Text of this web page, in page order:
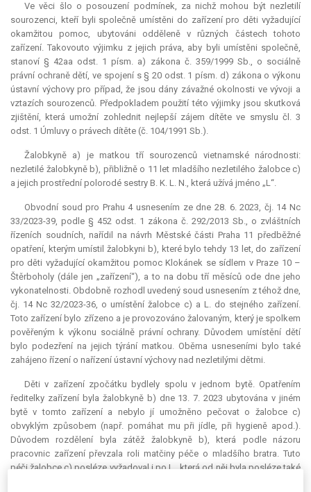
Ve věci šlo o posouzení podmínek, za nichž mohou být nezletilí
sourozenci, kteří byli společně umístěni do zařízení pro děti vyžadující
okamžitou pomoc, ubytováni odděleně v různých částech tohoto
zařízení. Takovouto výjimku z jejich práva, aby byli umístěni společně,
stanoví § 42aa odst. 1 písm. a) zákona č. 359/1999 Sb., o sociálně
právní ochraně dětí, ve spojení s § 20 odst. 1 písm. d) zákona o výkonu
ústavní výchovy pro případ, že jsou dány závažné okolnosti ve vývoji a
vztazích sourozenců. Předpokladem použití této výjimky jsou skutková
zjištění, která umožní zohlednit nejlepší zájem dítěte ve smyslu čl. 3
odst. 1 Úmluvy o právech dítěte (č. 104/1991 Sb.).
Žalobkyně a) je matkou tří sourozenců vietnamské národnosti:
nezletilé žalobkyně b), přibližně o 11 let mladšího nezletilého žalobce c)
a jejich prostřední polorodé sestry B. K. L. N., která užívá jméno „L“.
Obvodní soud pro Prahu 4 usnesením ze dne 28. 6. 2023, čj. 14 Nc
33/2023-39, podle § 452 odst. 1 zákona č. 292/2013 Sb., o zvláštních
řízeních soudních, nařídil na návrh Městské části Praha 11 předběžné
opatření, kterým umístil žalobkyni b), které bylo tehdy 13 let, do zařízení
pro děti vyžadující okamžitou pomoc Klokánek se sídlem v Praze 10 –
Štěrboholy (dále jen „zařízení“), a to na dobu tří měsíců ode dne jeho
vykonatelnosti. Obdobně rozhodl uvedený soud usnesením z téhož dne,
čj. 14 Nc 32/2023-36, o umístění žalobce c) a L. do stejného zařízení.
Toto zařízení bylo zřízeno a je provozováno žalovaným, který je spolkem
pověřeným k výkonu sociálně právní ochrany. Důvodem umístění dětí
bylo podezření na jejich týrání matkou. Oběma usneseními bylo také
zahájeno řízení o nařízení ústavní výchovy nad nezletilými dětmi.
Děti v zařízení zpočátku bydlely spolu v jednom bytě. Opatřením
ředitelky zařízení byla žalobkyně b) dne 13. 7. 2023 ubytována v jiném
bytě v tomto zařízení a nebylo jí umožněno pečovat o žalobce c)
obvyklým způsobem (např. pomáhat mu při jídle, při hygieně apod.).
Důvodem rozdělení byla zátěž žalobkyně b), která podle názoru
pracovnic zařízení převzala roli matčiny péče o mladšího bratra. Tuto
péči žalobce c) posléze vyžadoval i po L., která od něj byla posléze také